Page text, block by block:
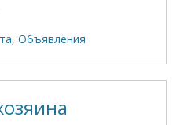
,Объявления